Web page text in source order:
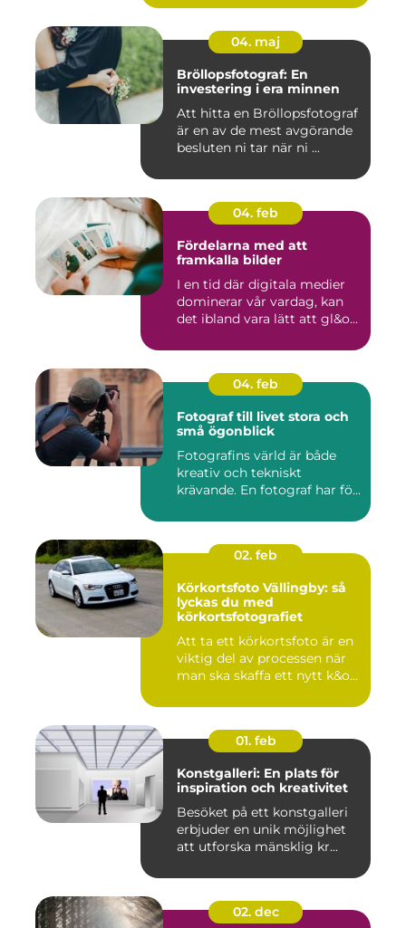
04. maj
Bröllopsfotograf: En
investering i era minnen
Att hitta en Bröllopsfotograf
är en av de mest avgörande
besluten ni tar när ni ...
04. feb
Fördelarna med att
framkalla bilder
I en tid där digitala medier
dominerar vår vardag, kan
det ibland vara lätt att gl&o...
04. feb
Fotograf till livet stora och
små ögonblick
Fotografins värld är både
kreativ och tekniskt
krävande. En fotograf har fö...
02. feb
Körkortsfoto Vällingby: så
lyckas du med
körkortsfotografiet
Att ta ett körkortsfoto är en
viktig del av processen när
man ska skaffa ett nytt k&o...
01. feb
Konstgalleri: En plats för
inspiration och kreativitet
Besöket på ett konstgalleri
erbjuder en unik möjlighet
att utforska mänsklig kr...
02. dec